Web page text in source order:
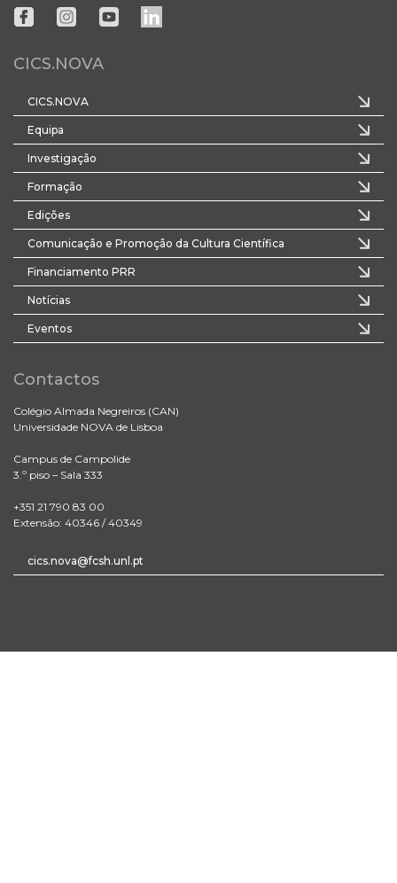
CICS.NOVA
CICS.NOVA
Equipa
Investigação
Formação
Edições
Comunicação e Promoção da Cultura Científica
Financiamento PRR
Notícias
Eventos
Contactos
Colégio Almada Negreiros (CAN)
Universidade NOVA de Lisboa
Campus de Campolide
3.º piso – Sala 333
+351 21 790 83 00
Extensão: 40346 / 40349
cics.nova@fcsh.unl.pt